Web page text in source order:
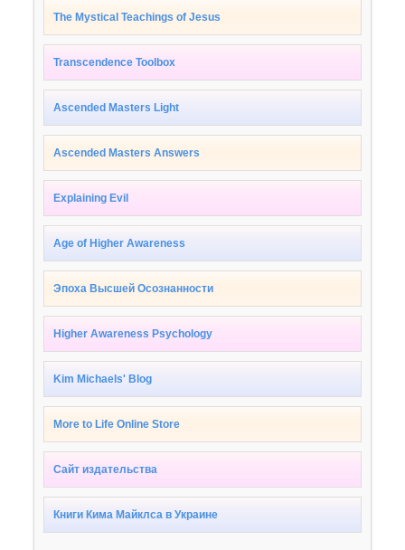
The Mystical Teachings of Jesus
Transcendence Toolbox
Ascended Masters Light
Ascended Masters Answers
Explaining Evil
Age of Higher Awareness
Эпоха Высшей Осознанности
Higher Awareness Psychology
Kim Michaels' Blog
More to Life Online Store
Сайт издательства
Книги Кима Майклса в Украине